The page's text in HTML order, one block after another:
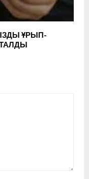
ҰРЫП-